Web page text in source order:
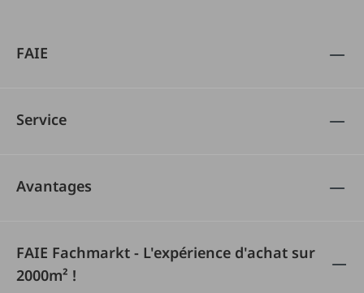
FAIE
Service
Avantages
FAIE Fachmarkt - L'expérience d'achat sur
2000m² !